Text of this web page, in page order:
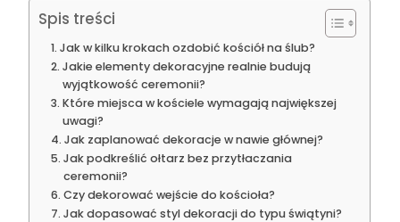
Spis treści
Jak w kilku krokach ozdobić kościół na ślub?
Jakie elementy dekoracyjne realnie budują
wyjątkowość ceremonii?
Które miejsca w kościele wymagają największej
uwagi?
Jak zaplanować dekoracje w nawie głównej?
Jak podkreślić ołtarz bez przytłaczania
ceremonii?
Czy dekorować wejście do kościoła?
Jak dopasować styl dekoracji do typu świątyni?